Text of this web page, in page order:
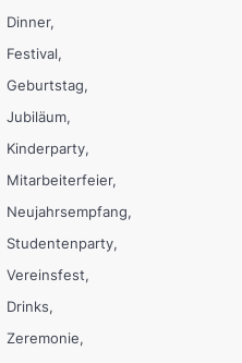
Dinner
Festival
Geburtstag
Jubiläum
Kinderparty
Mitarbeiterfeier
Neujahrsempfang
Studentenparty
Vereinsfest
Drinks
Zeremonie